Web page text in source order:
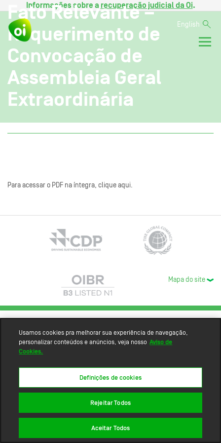
Informações sobre a recuperação judicial da Oi.
English
Fato Relevante –
Requerimento de
Convocação de
Assembleia Geral
Extraordinária
Para acessar o PDF na íntegra, clique aqui.
Mapa do site
Usamos cookies pra melhorar sua experiência de navegação,
personalizar conteúdos e anúncios, veja nosso Aviso de
Cookies.
Definições de cookies
Rejeitar Todos
Aceitar Todos